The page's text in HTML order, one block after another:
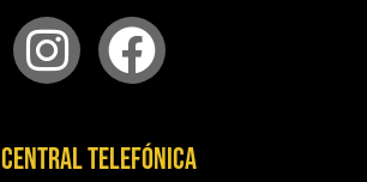
Central telefónica